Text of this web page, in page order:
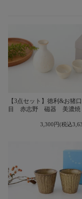
【3点セット】徳利&お猪
目 赤志野 磁器 美濃焼
3,300円(税込